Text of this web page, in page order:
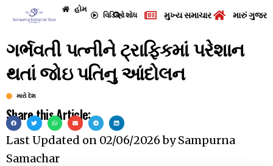
હોમ
વિડિઓશોધ મુખ્ય સમાચાર મારું
ગર્ભવતી પત્નીને ટ્રાફિકમાં પરેશાન
થતાં જોઇ પતિનુ આંદોલન
મારો દેશ
Share this Article:
Last Updated on 02/06/2026bySampurna
Samachar